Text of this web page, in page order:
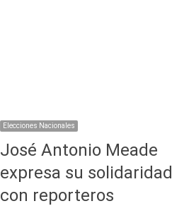
Elecciones Nacionales
José Antonio Meade
expresa su solidaridad
con reporteros